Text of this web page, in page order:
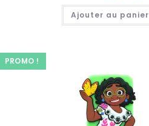
Ajouter au panier
PROMO !